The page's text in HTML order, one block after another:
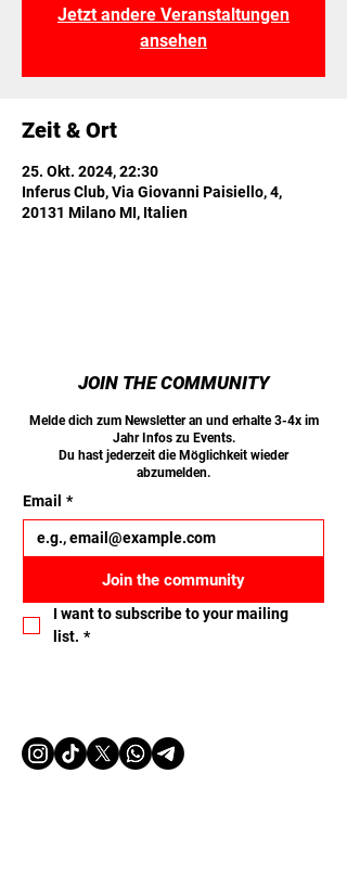
Jetzt andere Veranstaltungen
ansehen
Zeit & Ort
25. Okt. 2024, 22:30
Inferus Club, Via Giovanni Paisiello, 4,
20131 Milano MI, Italien
JOIN THE COMMUNITY
Melde dich zum Newsletter an und erhalte 3-4x im
Jahr Infos zu Events.
Du hast jederzeit die Möglichkeit wieder
abzumelden.
Email *
Join the community
I want to subscribe to your mailing
list. *